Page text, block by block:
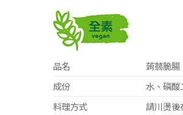
品名
蒟蒻脆腸
成份
水、磷酸
料理方式
請川燙